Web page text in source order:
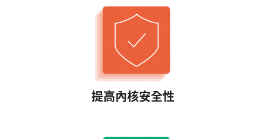
提高內核安全性